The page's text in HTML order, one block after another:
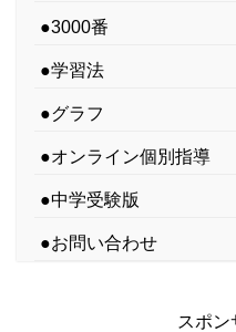
●3000番
●学習法
●グラフ
●オンライン個別指導
●中学受験版
●お問い合わせ
スポン